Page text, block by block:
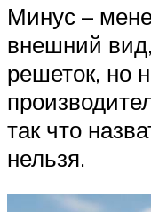
Минус –
внешний
решеток, но
так что
нельзя.